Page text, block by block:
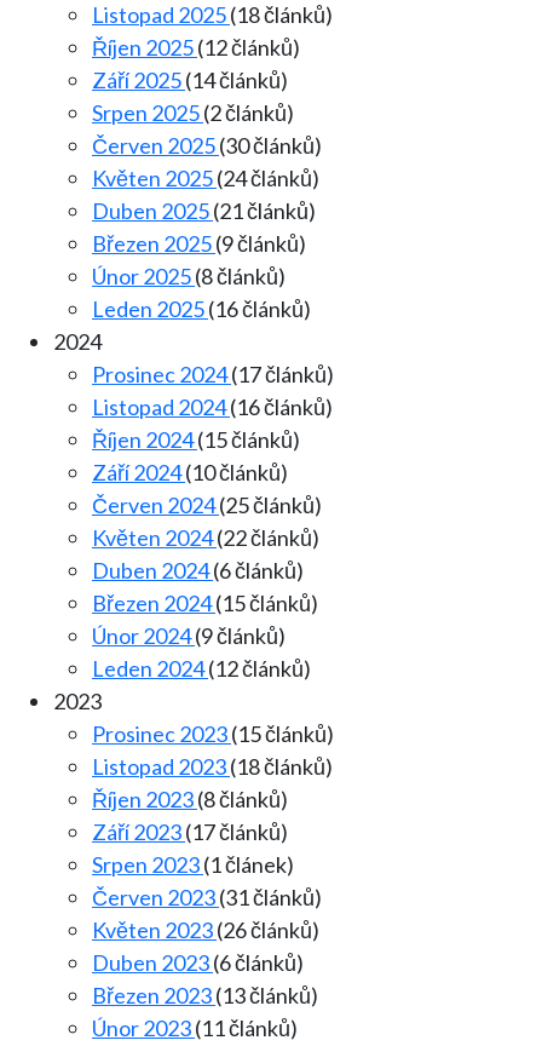
Listopad 2025(18 článků)
Říjen 2025(12 článků)
Září 2025(14 článků)
Srpen 2025(2 článků)
Červen 2025(30 článků)
Květen 2025(24 článků)
Duben 2025(21 článků)
Březen 2025(9 článků)
Únor 2025(8 článků)
Leden 2025(16 článků)
2024
Prosinec 2024(17 článků)
Listopad 2024(16 článků)
Říjen 2024(15 článků)
Září 2024(10 článků)
Červen 2024(25 článků)
Květen 2024(22 článků)
Duben 2024(6 článků)
Březen 2024(15 článků)
Únor 2024(9 článků)
Leden 2024(12 článků)
2023
Prosinec 2023(15 článků)
Listopad 2023(18 článků)
Říjen 2023(8 článků)
Září 2023(17 článků)
Srpen 2023(1 článek)
Červen 2023(31 článků)
Květen 2023(26 článků)
Duben 2023(6 článků)
Březen 2023(13 článků)
Únor 2023(11 článků)